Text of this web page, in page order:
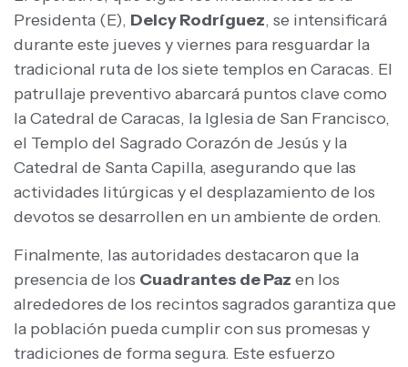
Presidenta (E), Delcy Rodríguez, se intensificará
durante este jueves y viernes para resguardar la
tradicional ruta de los siete templos en Caracas. El
patrullaje preventivo abarcará puntos clave como
la Catedral de Caracas, la Iglesia de San Francisco,
el Templo del Sagrado Corazón de Jesús y la
Catedral de Santa Capilla, asegurando que las
actividades litúrgicas y el desplazamiento de los
devotos se desarrollen en un ambiente de orden.
Finalmente, las autoridades destacaron que la
presencia de los Cuadrantes de Paz en los
alrededores de los recintos sagrados garantiza que
la población pueda cumplir con sus promesas y
tradiciones de forma segura. Este esfuerzo